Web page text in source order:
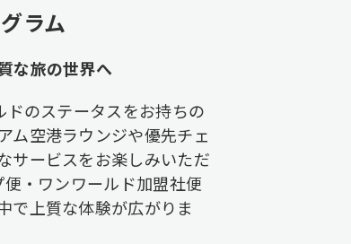
ラム
な旅の世界へ
ドのステータスをお持ちの
ム空港ラウンジや優先チェ
サービスをお楽しみいただ
・ワンワールド加盟社便
で上質な体験が広がりま